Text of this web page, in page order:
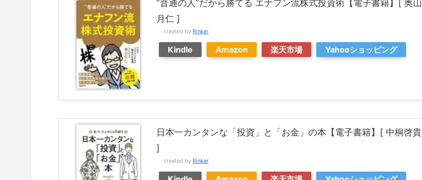
“普通の人”だから勝てる エナフン流株式投資術【電子書籍】[ 奥山
月仁 ]
created by Rinker
Kindle Amazon 楽天市場 Yahooショッピング
日本一カンタンな「投資」と「お金」の本【電子書籍】[ 中桐啓貴
]
created by Rinker